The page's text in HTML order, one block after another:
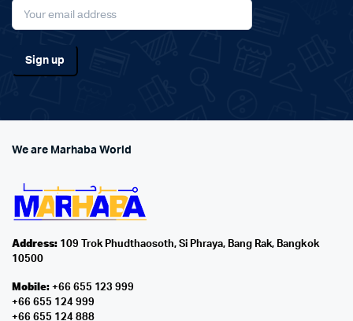
We are Marhaba World
Address:109 Trok Phudthaosoth, Si Phraya, Bang Rak, Bangkok
10500
Mobile:+66 655 123 999
+66 655 124 999
+66 655 124 888